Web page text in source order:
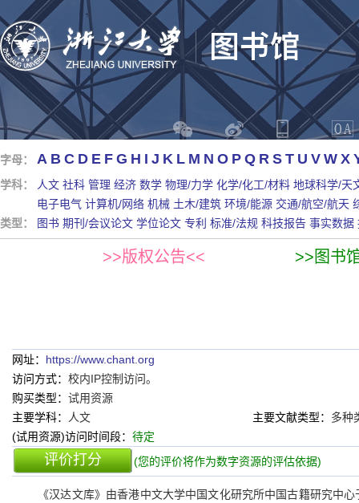
字母： A B C D E F G H I J K L M N O P Q R S T U V W X
学科： 人文 社科 管理 经济 数学 物理/力学 化学/化工/材料 地球科学/天
电子电气 计算机/网络 机械 土木/建筑 环境/能源 交通/航空/航天
类型：
图书 期刊/会议论文 学位论文 专利 标准/法规 科技报告 事实数据
>>版权公告<< >>图书
网址： https://www.chant.org
访问方式： 校内IP控制访问。
购买类型： 试用资源
主要学科：
人文 主要文献类型： 多种
(试用资源)访问时间段： 待定
评价打分 (您的评价将作为数字资源的评估依据)
《汉达文库》由香港中文大学中国文化研究所中国古籍研究中